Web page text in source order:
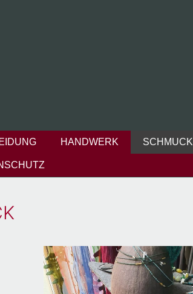
HANDWERK SCHMUCK